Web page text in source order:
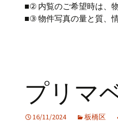
■② 内覧のご希望時は、
■③ 物件写真の量と質、
プリマ
16/11/2024 板橋区